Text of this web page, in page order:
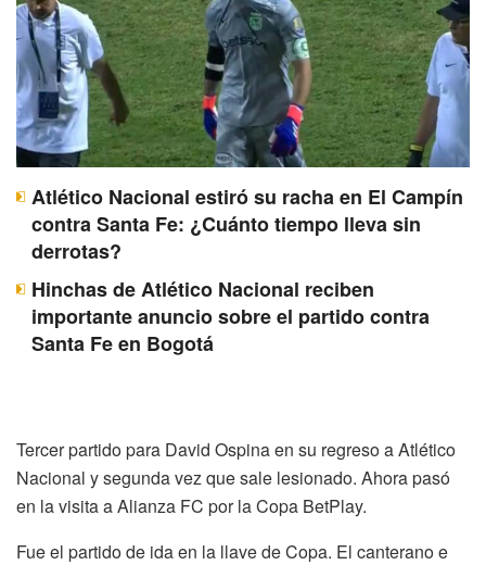
Atlético Nacional estiró su racha en El Campín
contra Santa Fe: ¿Cuánto tiempo lleva sin
derrotas?
Hinchas de Atlético Nacional reciben
importante anuncio sobre el partido contra
Santa Fe en Bogotá
Tercer partido para David Ospina en su regreso a Atlético
Nacional y segunda vez que sale lesionado. Ahora pasó
en la visita a Alianza FC por la Copa BetPlay.
Fue el partido de ida en la llave de Copa. El canterano e